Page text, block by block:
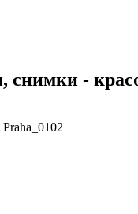
-
Praha_0102